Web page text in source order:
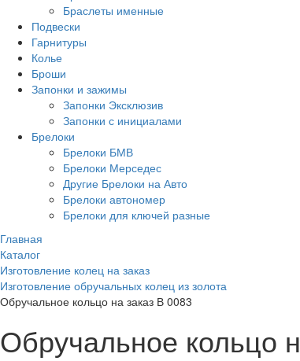
Браслеты именные
Подвески
Гарнитуры
Колье
Броши
Запонки и зажимы
Запонки Эксклюзив
Запонки с инициалами
Брелоки
Брелоки БМВ
Брелоки Мерседес
Другие Брелоки на Авто
Брелоки автономер
Брелоки для ключей разные
Главная
Каталог
Изготовление колец на заказ
Изготовление обручальных колец из золота
Обручальное кольцо на заказ В 0083
Обручальное кольцо